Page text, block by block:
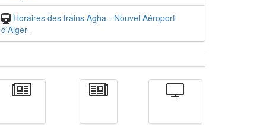
Horaires des trains Agha - Nouvel Aéroport
d'Alger -